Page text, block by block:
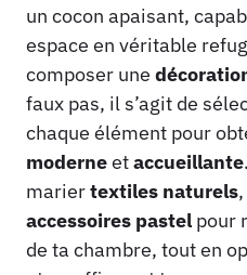
un cocon apaisant,
espace en véritable
composer une
faux pas, il s’agit de
chaque élément pour
moderneetaccueillante
mariertextiles naturels,
accessoires pastel pour
de ta chambre, tout en